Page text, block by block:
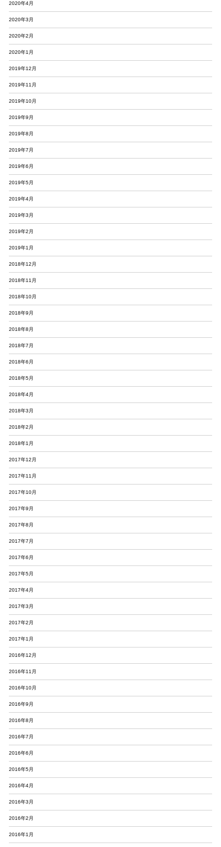
2020年4月
2020年3月
2020年2月
2020年1月
2019年12月
2019年11月
2019年10月
2019年9月
2019年8月
2019年7月
2019年6月
2019年5月
2019年4月
2019年3月
2019年2月
2019年1月
2018年12月
2018年11月
2018年10月
2018年9月
2018年8月
2018年7月
2018年6月
2018年5月
2018年4月
2018年3月
2018年2月
2018年1月
2017年12月
2017年11月
2017年10月
2017年9月
2017年8月
2017年7月
2017年6月
2017年5月
2017年4月
2017年3月
2017年2月
2017年1月
2016年12月
2016年11月
2016年10月
2016年9月
2016年8月
2016年7月
2016年6月
2016年5月
2016年4月
2016年3月
2016年2月
2016年1月